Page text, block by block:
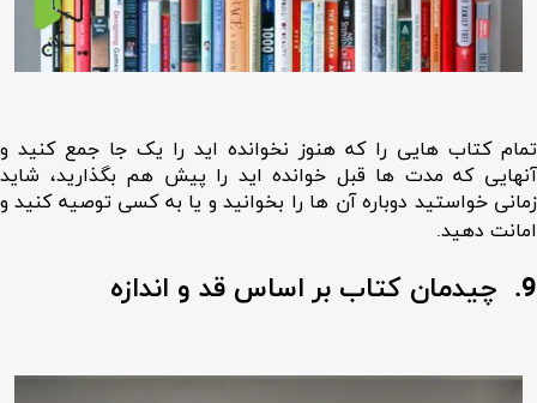
تمام کتاب هایی را که هنوز نخوانده اید را یک جا جمع کنید و
آنهایی که مدت ها قبل خوانده اید را پیش هم بگذارید، شاید
زمانی خواستید دوباره آن ها را بخوانید و یا به کسی توصیه کنید و
امانت دهید.
9. چیدمان کتاب بر اساس قد و اندازه